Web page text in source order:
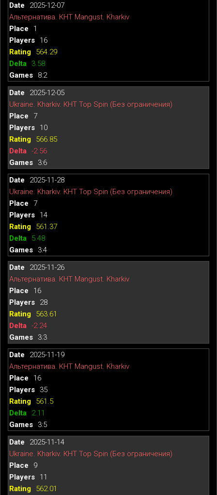
2025-12-07
Альтернатива. КНТ Mangust. Kharkiv
1
16
564.29
3.58
8:2
2025-12-05
Ukraine. Kharkiv. КНТ Top Spin (Без ограничения)
7
10
566.85
-2.56
3:6
2025-11-28
Ukraine. Kharkiv. КНТ Top Spin (Без ограничения)
7
14
561.37
5.48
3:4
2025-11-26
Альтернатива. КНТ Mangust. Kharkiv
16
28
563.61
-2.24
3:3
2025-11-19
Альтернатива. КНТ Mangust. Kharkiv
16
35
561.5
2.11
3:5
2025-11-14
Ukraine. Kharkiv. КНТ Top Spin (Без ограничения)
9
11
562.01